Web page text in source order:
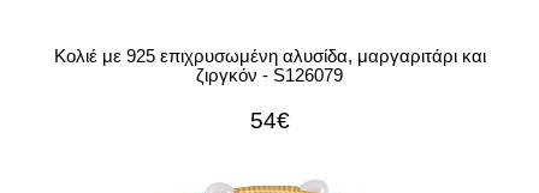
Κολιέ με 925 επιχρυσωμένη αλυσίδα, μαργαριτάρι και
ζιργκόν - S126079
54€